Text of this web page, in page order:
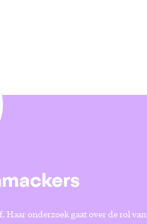
Haar onderzoek gaat over de rol van